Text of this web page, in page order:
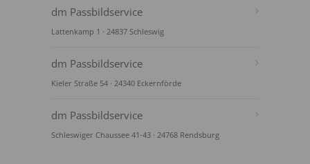
dm Passbildservice
Lattenkamp 1 · 24837 Schleswig
dm Passbildservice
Kieler Straße 54 · 24340 Eckernförde
dm Passbildservice
Schleswiger Chaussee 41-43 · 24768 Rendsburg